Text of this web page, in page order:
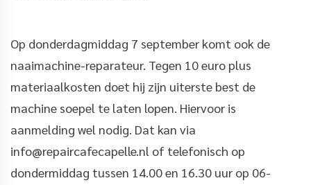
Op donderdagmiddag 7 september komt ook de
naaimachine-reparateur. Tegen 10 euro plus
materiaalkosten doet hij zijn uiterste best de
machine soepel te laten lopen. Hiervoor is
aanmelding wel nodig. Dat kan via
info@repaircafecapelle.nl of telefonisch op
dondermiddag tussen 14.00 en 16.30 uur op 06-